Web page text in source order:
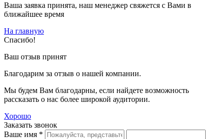
Ваша заявка принята, наш менеджер свяжется с Вами в
ближайшее время
На главную
Спасибо!
Ваш отзыв принят
Благодарим за отзыв о нашей компании.
Мы будем Вам благодарны, если найдете возможность
рассказать о нас более широкой аудитории.
Хорошо
Заказать звонок
Ваше имя *